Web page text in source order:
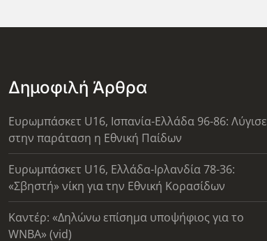
Δημοφιλή Άρθρα
Ευρωμπάσκετ U16, Ισπανία-Ελλάδα 96-86: Λύγισε
στην παράταση η Εθνική Παίδων
Ευρωμπάσκετ U16, Ελλάδα-Ιρλανδία 78-36:
«Σβηστή» νίκη για την Εθνική Κορασίδων
Καντέρ: «Δηλώνω επίσημα υποψήφιος για το
WNBA» (vid)